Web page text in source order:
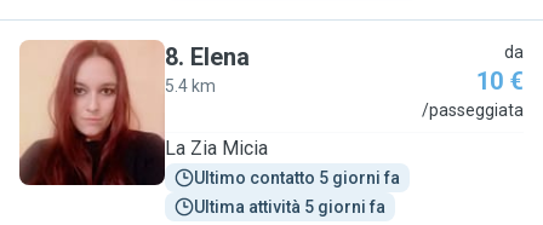
E
8. Elena
5.4 km
da
10 €
/passeggiata
La Zia Micia
Ultimo contatto 5 giorni fa
Ultima attività 5 giorni fa